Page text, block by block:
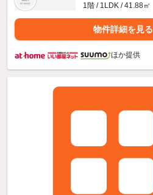
1階 / 1LDK / 41.88㎡
物件詳細を見る
ほか提供